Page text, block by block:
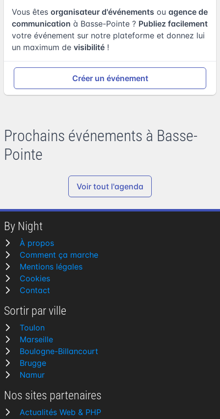
Vous êtes organisateur d'événements ou agence de
communication à Basse-Pointe ? Publiez facilement
votre événement sur notre plateforme et donnez lui
un maximum de visibilité !
Créer un événement
Prochains événements à Basse-
Pointe
Voir tout l'agenda
By Night
À propos
Comment ça marche
Mentions légales
Cookies
Contact
Sortir par ville
Toulon
Marseille
Boulogne-Billancourt
Brugge
Namur
Nos sites partenaires
Actualités Web & PHP